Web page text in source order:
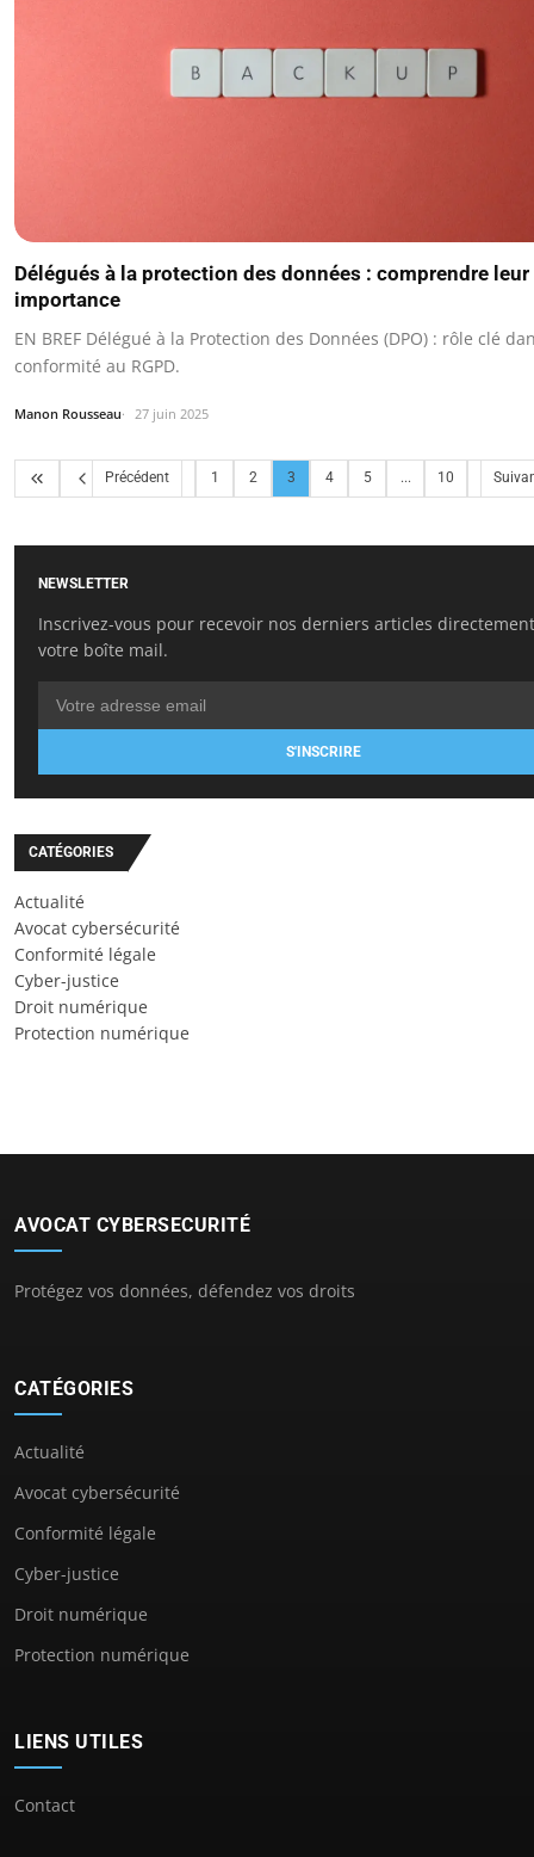
Délégués à la protection des données : comprendre
importance
EN BREF Délégué à la Protection des Données (DPO) : rôle clé
conformité au RGPD.
Manon Rousseau 27 juin 2025
Précédent 1 2 3 4 5 ... 10
NEWSLETTER
Inscrivez-vous pour recevoir nos derniers articles
votre boîte mail.
S'INSCRIRE
CATÉGORIES
Actualité
Avocat cybersécurité
Conformité légale
Cyber-justice
Droit numérique
Protection numérique
AVOCAT CYBERSECURITÉ
Protégez vos données, défendez vos droits
CATÉGORIES
Actualité
Avocat cybersécurité
Conformité légale
Cyber-justice
Droit numérique
Protection numérique
LIENS UTILES
Contact